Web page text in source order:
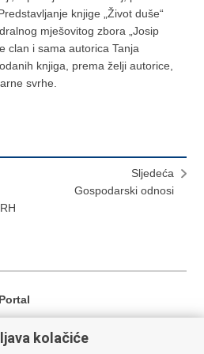
knjige „Život duše“
mješovitog zbora „Josip
clan i sama autorica Tanja
knjiga, prema želji autorice,
svrhe.
Sljedeća
Gospodarski odnosi
kolačiće